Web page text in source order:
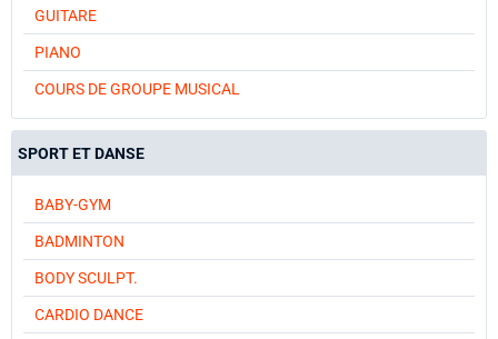
GUITARE
PIANO
COURS DE GROUPE MUSICAL
SPORT ET DANSE
BABY-GYM
BADMINTON
BODY SCULPT.
CARDIO DANCE